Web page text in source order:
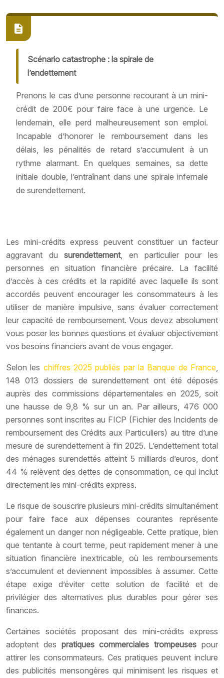
Scénario catastrophe : la spirale de
l’endettement
Prenons le cas d’une personne recourant à un mini-
crédit de 200€ pour faire face à une urgence. Le
lendemain, elle perd malheureusement son emploi.
Incapable d’honorer le remboursement dans les
délais, les pénalités de retard s’accumulent à un
rythme alarmant. En quelques semaines, sa dette
initiale double, l’entraînant dans une spirale infernale
de surendettement.
Les mini-crédits express peuvent constituer un facteur
aggravant dusurendettement, en particulier pour les
personnes en situation financière précaire. La facilité
d’accès à ces crédits et la rapidité avec laquelle ils sont
accordés peuvent encourager les consommateurs à les
utiliser de manière impulsive, sans évaluer correctement
leur capacité de remboursement. Vous devez absolument
vous poser les bonnes questions et évaluer objectivement
vos besoins financiers avant de vous engager.
Selon les chiffres 2025 publiés par la Banque de France,
148 013 dossiers de surendettement ont été déposés
auprès des commissions départementales en 2025, soit
une hausse de 9,8 % sur un an. Par ailleurs, 476 000
personnes sont inscrites au FICP (Fichier des Incidents de
remboursement des Crédits aux Particuliers) au titre d’une
mesure de surendettement à fin 2025. L’endettement total
des ménages surendettés atteint 5 milliards d’euros, dont
44 % relèvent des dettes de consommation, ce qui inclut
directement les mini-crédits express.
Le risque de souscrire plusieurs mini-crédits simultanément
pour faire face aux dépenses courantes représente
également un danger non négligeable. Cette pratique, bien
que tentante à court terme, peut rapidement mener à une
situation financière inextricable, où les remboursements
s’accumulent et deviennent impossibles à assumer. Cette
étape exige d’éviter cette solution de facilité et de
privilégier des alternatives plus durables pour gérer ses
finances.
Certaines sociétés proposant des mini-crédits express
adoptent des pratiques commerciales trompeuses pour
attirer les consommateurs. Ces pratiques peuvent inclure
des publicités mensongères qui minimisent les risques et